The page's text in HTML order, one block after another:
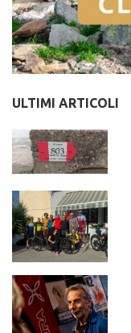
ULTIMI ARTICOLI